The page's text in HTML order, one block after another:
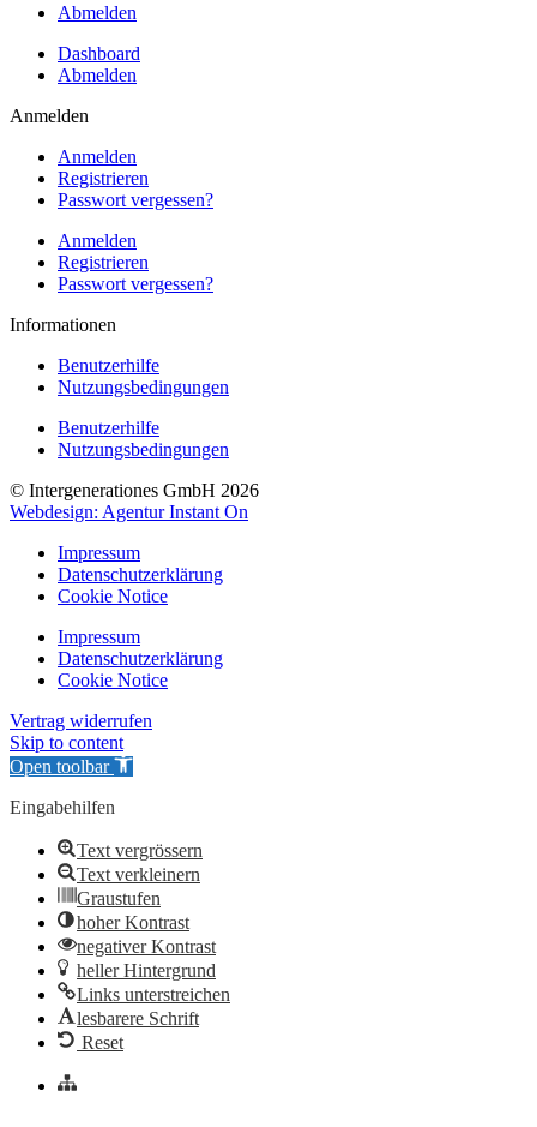
Abmelden
Dashboard
Abmelden
Anmelden
Anmelden
Registrieren
Passwort vergessen?
Anmelden
Registrieren
Passwort vergessen?
Informationen
Benutzerhilfe
Nutzungsbedingungen
Benutzerhilfe
Nutzungsbedingungen
© Intergenerationes GmbH 2026
Webdesign: Agentur Instant On
Impressum
Datenschutzerklärung
Cookie Notice
Impressum
Datenschutzerklärung
Cookie Notice
Vertrag widerrufen
Skip to content
Open toolbar
Eingabehilfen
Text vergrössern
Text verkleinern
Graustufen
hoher Kontrast
negativer Kontrast
heller Hintergrund
Links unterstreichen
lesbarere Schrift
Reset